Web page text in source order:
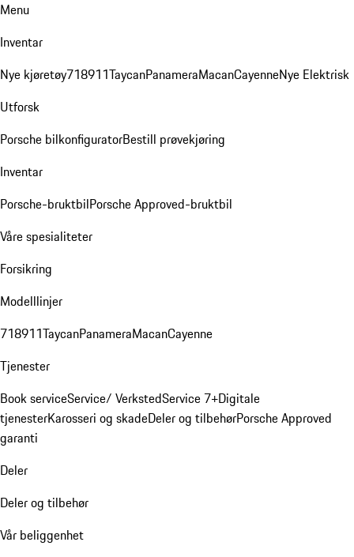
Menu
Inventar
Nye kjøretøy718911TaycanPanameraMacanCayenneNye Elektrisk
Utforsk
Porsche bilkonfiguratorBestill prøvekjøring
Inventar
Porsche-bruktbilPorsche Approved-bruktbil
Våre spesialiteter
Forsikring
Modelllinjer
718911TaycanPanameraMacanCayenne
Tjenester
Book serviceService/ VerkstedService 7+Digitale
tjenesterKarosseri og skadeDeler og tilbehørPorsche Approved
garanti
Deler
Deler og tilbehør
Vår beliggenhet